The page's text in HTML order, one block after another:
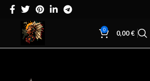
0 0,00€